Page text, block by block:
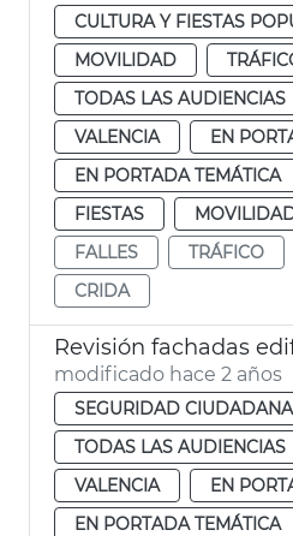
CULTURA Y FIESTAS
MOVILIDAD
TODAS LAS AUDIENCIAS
VALENCIA
EN
EN PORTADA TEMÁTICA
FIESTAS
FALLES
TRÁFICO
CRIDA
modificado hace 2 años
SEGURIDAD CIUDADANA
TODAS LAS AUDIENCIAS
VALENCIA
EN
EN PORTADA TEMÁTICA